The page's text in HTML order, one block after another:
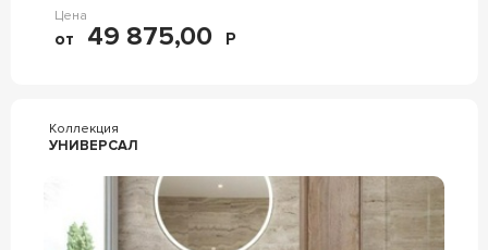
Цена
от 49 875,00 Р
Коллекция
УНИВЕРСАЛ